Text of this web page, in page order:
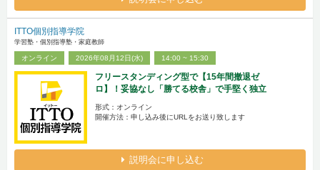
ITTO個別指導学院
学習塾・個別指導塾・家庭教師
オンライン 2026年08月12日(水) 14:00 ~ 15:30
フリースタンディング型で【15年間撤退ゼ
ロ】！妥協なし「勝てる校舎」で手堅く独立
形式：オンライン
開催方法：申し込み後にURLをお送り致します
説明会に申し込む